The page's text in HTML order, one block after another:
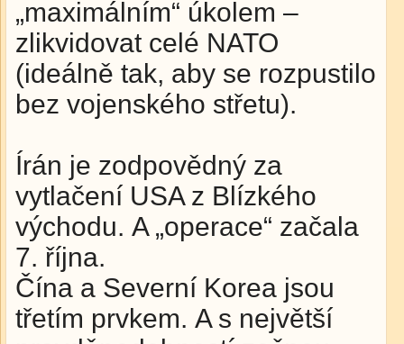
„maximálním“ úkolem –
zlikvidovat celé NATO
(ideálně tak, aby se rozpustilo
bez vojenského střetu).
Írán je zodpovědný za
vytlačení USA z Blízkého
východu. A „operace“ začala
7. října.
Čína a Severní Korea jsou
třetím prvkem. A s největší